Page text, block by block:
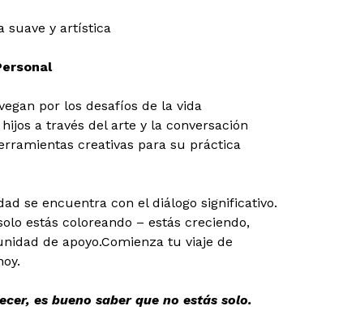
suave y artística
por los desafíos de la vida
a través del arte y la conversación
creativas para su práctica
se encuentra con el diálogo significativo.
estás coloreando – estás creciendo,
de apoyo.Comienza tu viaje de
es bueno saber que no estás solo.